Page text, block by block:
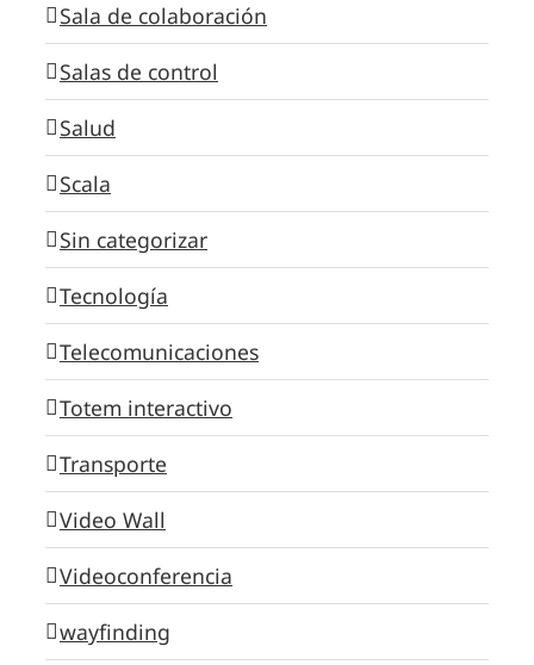
Sala de colaboración
Salas de control
Salud
Scala
Sin categorizar
Tecnología
Telecomunicaciones
Totem interactivo
Transporte
Video Wall
Videoconferencia
wayfinding